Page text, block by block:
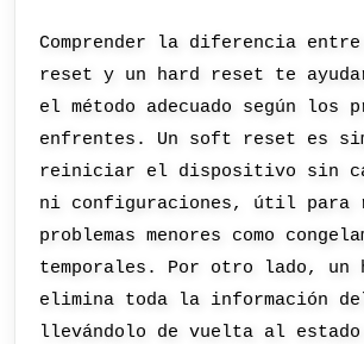
Comprender la diferencia
reset y un hard reset te
el método adecuado según los
enfrentes. Un soft reset es
reiniciar el dispositivo sin
ni configuraciones, útil para
problemas menores como
temporales. Por otro lado, un
elimina toda la información
llevándolo de vuelta al